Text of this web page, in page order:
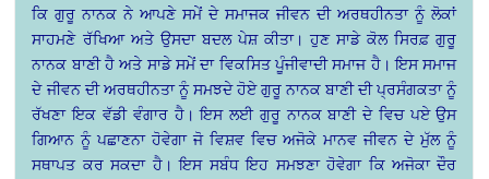
ਕਿ ਗੁਰੂ ਨਾਨਕ ਨੇ ਆਪਣੇ ਸਮੇਂ ਦੇ ਸਮਾਜਕ ਜੀਵਨ ਦੀ ਅਰਥਹੀਨਤਾ ਨੂੰ ਲੋਕਾਂ
ਸਾਹਮਣੇ ਰੱਖਿਆ ਅਤੇ ਉਸਦਾ ਬਦਲ ਪੇਸ਼ ਕੀਤਾ। ਹੁਣ ਸਾਡੇ ਕੋਲ ਸਿਰਫ਼ ਗੁਰੂ
ਨਾਨਕ ਬਾਣੀ ਹੈ ਅਤੇ ਸਾਡੇ ਸਮੇਂ ਦਾ ਵਿਕਸਿਤ ਪੂੰਜੀਵਾਦੀ ਸਮਾਜ ਹੈ। ਇਸ ਸਮਾਜ
ਦੇ ਜੀਵਨ ਦੀ ਅਰਥਹੀਨਤਾ ਨੂੰ ਸਮਝਦੇ ਹੋਏ ਗੁਰੂ ਨਾਨਕ ਬਾਣੀ ਦੀ ਪ੍ਰਸੰਗਕਤਾ ਨੂੰ
ਰੱਖਣਾ ਇਕ ਵੱਡੀ ਵੰਗਾਰ ਹੈ। ਇਸ ਲਈ ਗੁਰੂ ਨਾਨਕ ਬਾਣੀ ਦੇ ਵਿਚ ਪਏ ਉਸ
ਗਿਆਨ ਨੂੰ ਪਛਾਣਨਾ ਹੋਵੇਗਾ ਜੋ ਵਿਸ਼ਵ ਵਿਚ ਅਜੋਕੇ ਮਾਨਵ ਜੀਵਨ ਦੇ ਮੁੱਲ ਨੂੰ
ਸਥਾਪਤ ਕਰ ਸਕਦਾ ਹੈ। ਇਸ ਸਬੰਧ ਇਹ ਸਮਝਣਾ ਹੋਵੇਗਾ ਕਿ ਅਜੋਕਾ ਦੌਰ